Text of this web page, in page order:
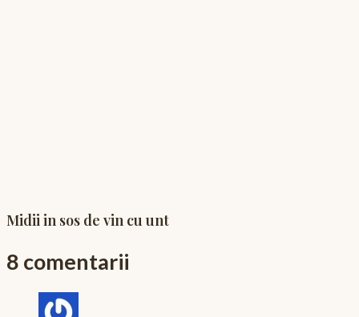
Midii in sos de vin cu unt
8 comentarii